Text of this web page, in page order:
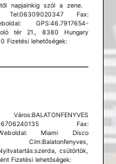
napjainkig szól a zene.
Tel:06309020347 Fax:
GPS:46.7917654-
tér 21., 8380 Hungary
Fizetési lehetőségek:
Fax:
Weboldal: Miami Disco
Cím:Balatonfenyves,
csütörtök,
Fizetési lehetőségek: